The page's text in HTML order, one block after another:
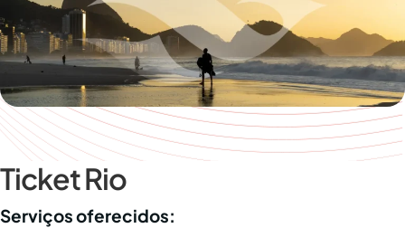
Ticket Rio
Serviços oferecidos: